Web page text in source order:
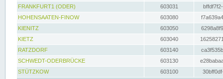
FRANKFURT1 (ODER)
603031
HOHENSAATEN-FINOW
603080
KIENITZ
603050
KIETZ
603040
RATZDORF
603140
SCHWEDT-ODERBRÜCKE
603130
STÜTZKOW
603100